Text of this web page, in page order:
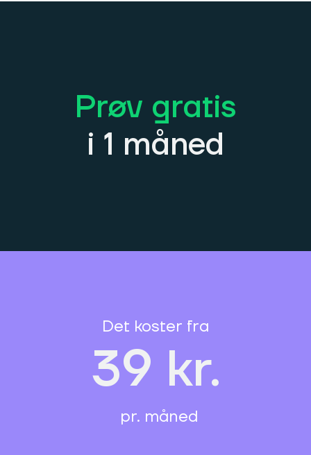
Prøv gratis
i 1 måned
Det koster fra
39 kr.
pr. måned